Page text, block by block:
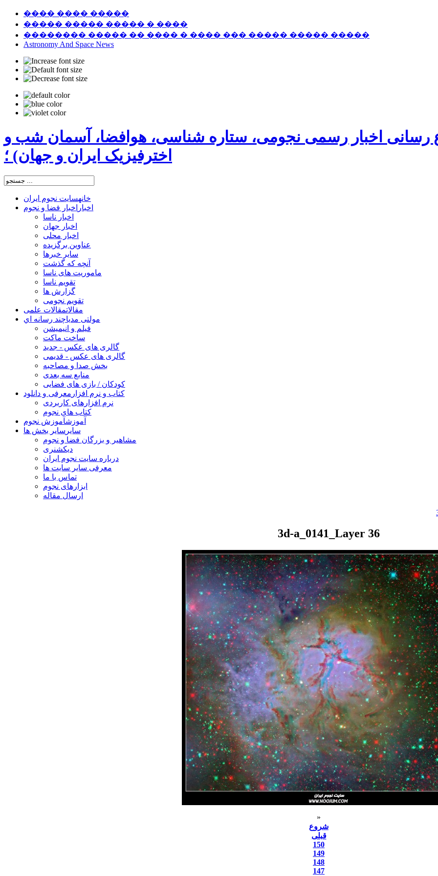
���� ���� �����
����� ����� ����� � ����
�������� ����� �� ���� � ���� ��� ����� ����� �����
Astronomy And Space News
رسانی اخبار رسمی نجومی، ستاره شناسی، هوافضا، آسمان شب و
اخترفیزیک ایران و جهان) ؛
خانهسایت نجوم ایران
اخبار اخبار فضا و نجوم
اخبار ناسا
اخبار جهان
اخبار محلی
عناوین برگزیده
سایر خبرها
آنچه که گذشت
ماموریت های ناسا
تقویم ناسا
گزارش ها
تقویم نجومی
مقالاتمقالات علمی
مولتی مدیاچند رسانه اي
فیلم و انیمیشن
ساخت ماکت
گالری های عکس - جدید
گالری های عکس - قدیمی
بخش صدا و مصاحبه
منابع سه بعدی
کودکان / بازی های فضایی
کتاب و نرم افزار معرفی و دانلود
نرم افزارهای کاربردی
کتاب های نجوم
آموزشآموزش نجوم
سایر سایر بخش ها
مشاهیر و بزرگان فضا و نجوم
دیکشنری
درباره سایت نجوم ایران
معرفی سایر سایت ها
تماس با ما
ابزارهای نجوم
ارسال مقاله
3d-a_0141_Layer 36
«
شروع
قبلی
150
149
148
147